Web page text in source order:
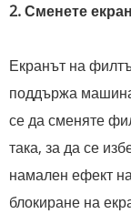
2. Сменете
Екранът на
поддържа
се да сменяте
така, за да се
намален ефект
блокиране на